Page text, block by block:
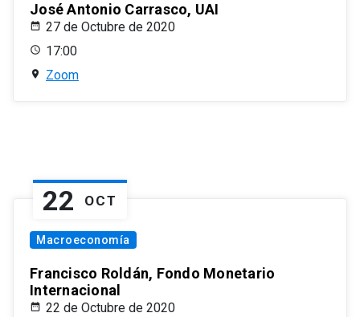
José Antonio Carrasco, UAI
27 de Octubre de 2020
17:00
Zoom
22 OCT
Macroeconomía
Francisco Roldán, Fondo Monetario
Internacional
22 de Octubre de 2020